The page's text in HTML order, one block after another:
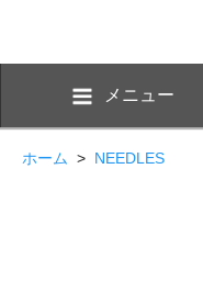
メニュー
ホーム > NEEDLES